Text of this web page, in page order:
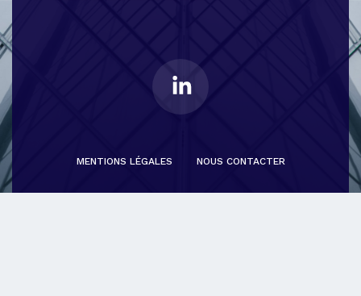
MENTIONS LÉGALES NOUS CONTACTER